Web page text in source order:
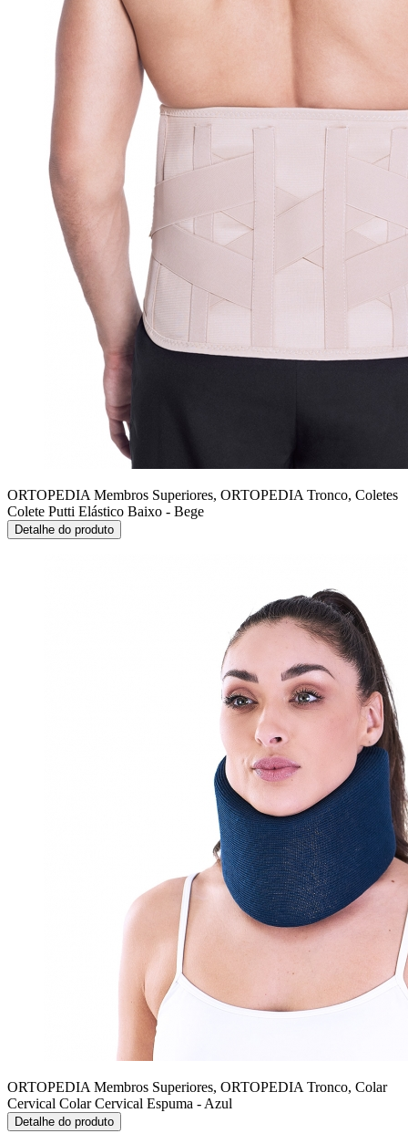
ORTOPEDIA Membros Superiores, ORTOPEDIA Tronco, Coletes
Colete Putti Elástico Baixo - Bege
Detalhe do produto
ORTOPEDIA Membros Superiores, ORTOPEDIA Tronco, Colar
Cervical Colar Cervical Espuma - Azul
Detalhe do produto